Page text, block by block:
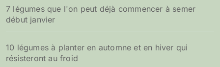
7 légumes que l'on peut déjà commencer à semer
début janvier
10 légumes à planter en automne et en hiver qui
résisteront au froid